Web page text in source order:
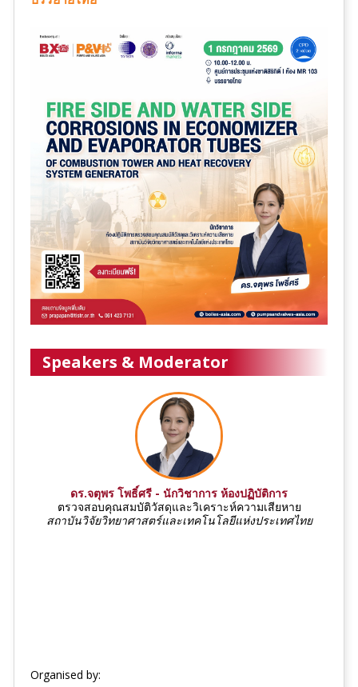
Speakers & Moderator
ดร.จตุพร โพธิ์ศรี - นักวิชาการ ห้องปฏิบัติการ
ตรวจสอบคุณสมบัติวัสดุและวิเคราะห์ความเสียหาย
สถาบันวิจัยวิทยาศาสตร์และเทคโนโลยีแห่งประเทศไทย
Organised by: